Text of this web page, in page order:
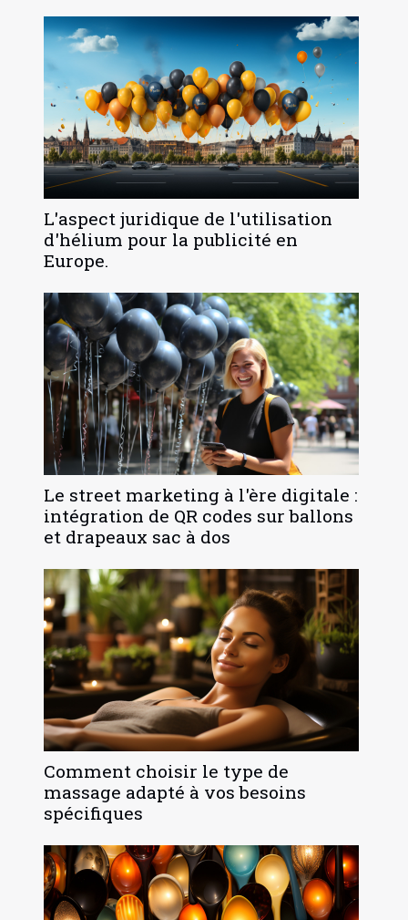
L'aspect juridique de l'utilisation
d'hélium pour la publicité en
Europe.
Le street marketing à l'ère digitale :
intégration de QR codes sur ballons
et drapeaux sac à dos
Comment choisir le type de
massage adapté à vos besoins
spécifiques